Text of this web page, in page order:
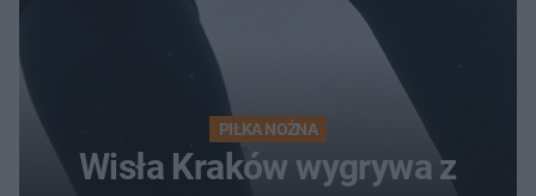
PIŁKA NOŻNA
Wisła Kraków wygrywa z